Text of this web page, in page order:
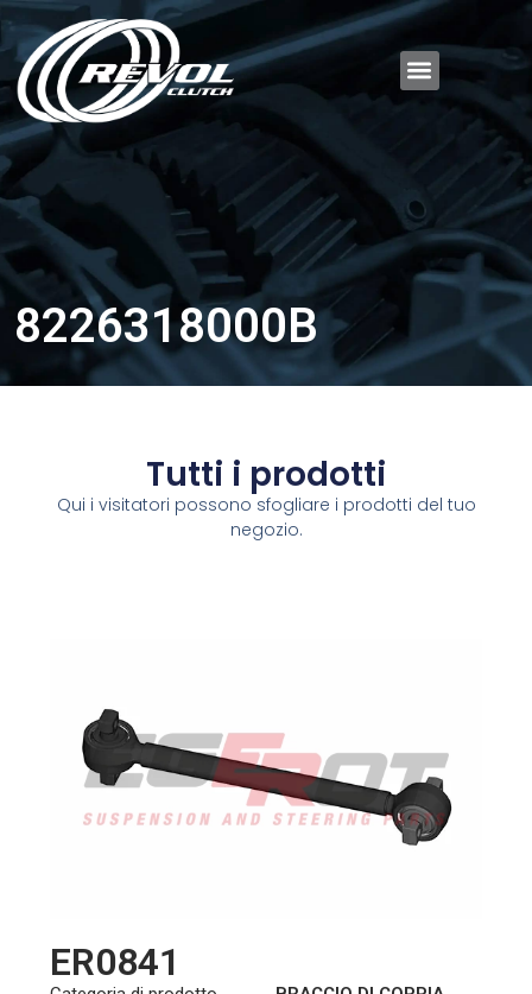
8226318000B
Tutti i prodotti
Qui i visitatori possono sfogliare i prodotti del tuo
negozio.
ER0841